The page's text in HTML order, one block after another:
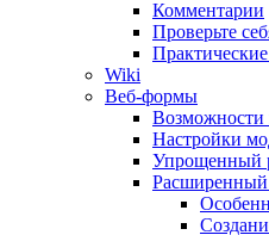
Комментарии
Проверьте
Wiki
Веб-формы
Возможности
Настройки
Упрощенный